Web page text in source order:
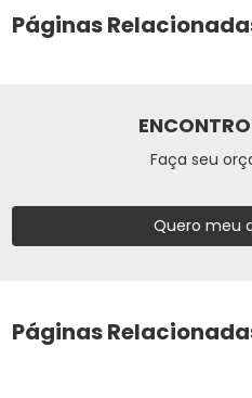
Páginas
Faça seu
Quero meu
Páginas